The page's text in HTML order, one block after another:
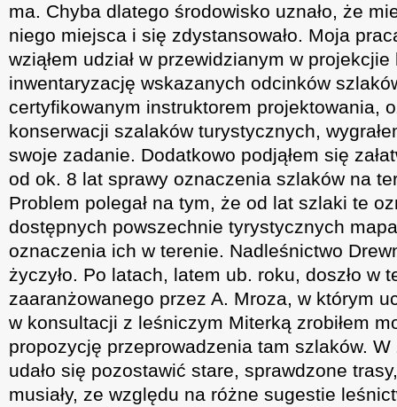
ma. Chyba dlatego środowisko uznało, że
niego miejsca i się zdystansowało. Moja
wziąłem udział w przewidzianym w
inwentaryzację wskazanych odcinków
certyfikowanym instruktorem projektowania,
konserwacji szalaków turystycznych,
swoje zadanie. Dodatkowo podjąłem się
od ok. 8 lat sprawy oznaczenia szlaków na
Problem polegał na tym, że od lat szlaki te
dostępnych powszechnie tyrystycznych
oznaczenia ich w terenie. Nadleśnictwo
życzyło. Po latach, latem ub. roku, doszło w
zaaranżowanego przez A. Mroza, w którym
w konsultacji z leśniczym Miterką zrobiłem
propozycję przeprowadzenia tam szlaków.
udało się pozostawić stare, sprawdzone
musiały, ze względu na różne sugestie